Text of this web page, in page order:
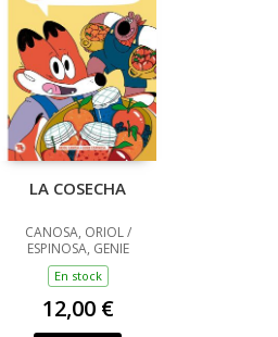
LA COSECHA
CANOSA, ORIOL /
ESPINOSA, GENIE
En stock
12,00 €